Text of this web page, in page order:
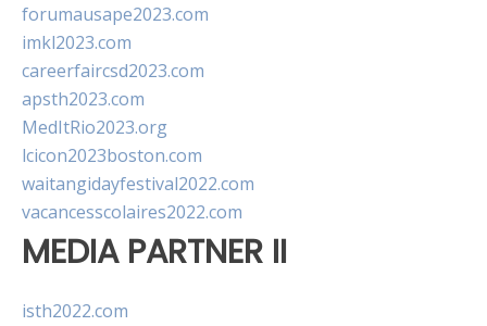
forumausape2023.com
imkl2023.com
careerfaircsd2023.com
apsth2023.com
MedItRio2023.org
lcicon2023boston.com
waitangidayfestival2022.com
vacancesscolaires2022.com
MEDIA PARTNER II
isth2022.com